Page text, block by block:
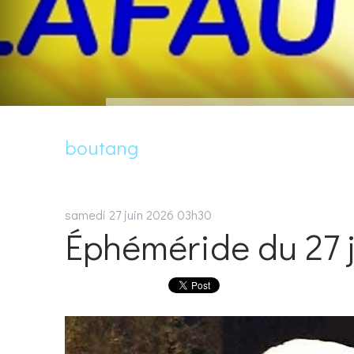
boutang
samedi 27 juin 2026 03h30
Éphéméride du 27